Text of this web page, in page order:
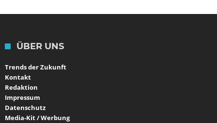
ÜBER UNS
Trends der Zukunft
Kontakt
Redaktion
Impressum
Datenschutz
Media-Kit / Werbung